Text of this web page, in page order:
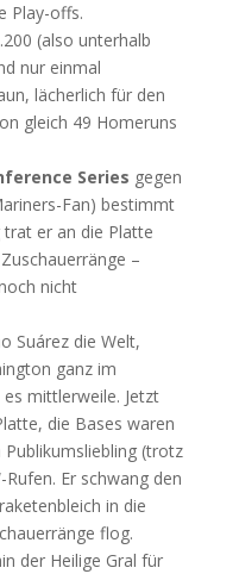
Play-offs.
(also unterhalb
nur einmal
lächerlich für den
gleich 49 Homeruns
Series gegen
Fan) bestimmt
trat er an die Platte
–
nicht
Suárez die Welt,
ganz im
mittlerweile. Jetzt
die Bases waren
(trotz
Rufen. Er schwang den
in die
flog.
der Heilige Gral für